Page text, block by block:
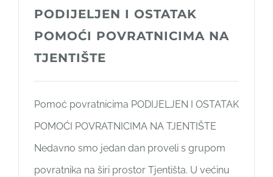
PODIJELJEN I OSTATAK
POMOĆI POVRATNICIMA NA
TJENTIŠTE
Pomoć povratnicima PODIJELJEN I OSTATAK
POMOĆI POVRATNICIMA NA TJENTIŠTE
Nedavno smo jedan dan proveli s grupom
povratnika na širi prostor Tjentišta. U većinu